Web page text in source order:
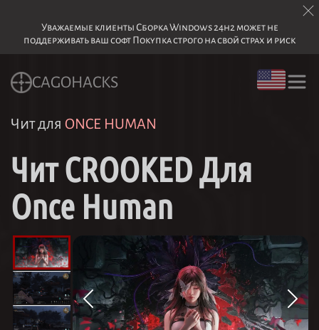
Уважаемые клиенты Сборка Windows 24h2 может не
поддерживать ваш софт Покупка строго на свой страх и риск
CAGOHACKS
Чит для ONCE HUMAN
Чит CROOKED Для
Once Human